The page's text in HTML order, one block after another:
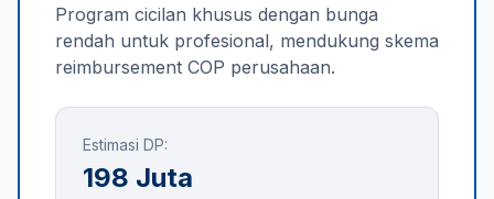
Program cicilan khusus dengan bunga
rendah untuk profesional, mendukung skema
reimbursement COP perusahaan.
Estimasi DP:
198 Juta